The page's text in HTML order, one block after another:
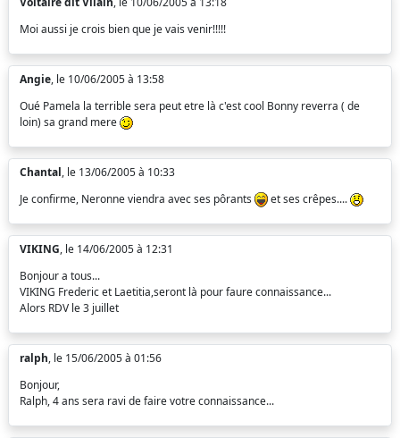
Moi aussi je crois bien que je vais venir!!!!!
Angie, le 10/06/2005 à 13:58
Oué Pamela la terrible sera peut etre là c'est cool Bonny reverra ( de
loin) sa grand mere
Chantal, le 13/06/2005 à 10:33
Je confirme, Neronne viendra avec ses pôrants
et ses crêpes....
VIKING, le 14/06/2005 à 12:31
Bonjour a tous...
VIKING Frederic et Laetitia,seront là pour faure connaissance...
Alors RDV le 3 juillet
ralph, le 15/06/2005 à 01:56
Bonjour,
Ralph, 4 ans sera ravi de faire votre connaissance...